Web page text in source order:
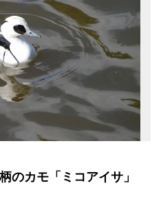
のカモ「ミコアイサ」